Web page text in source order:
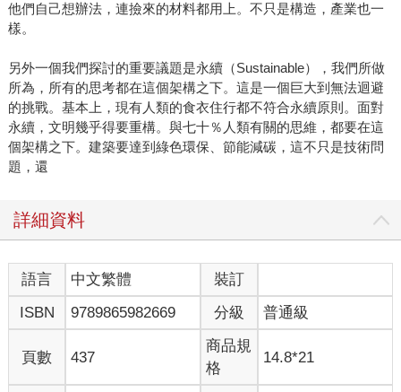
他們自己想辦法，連撿來的材料都用上。不只是構造，產業也一
樣。
另外一個我們探討的重要議題是永續（Sustainable），我們所做
所為，所有的思考都在這個架構之下。這是一個巨大到無法迴避
的挑戰。基本上，現有人類的食衣住行都不符合永續原則。面對
永續，文明幾乎得要重構。與七十％人類有關的思維，都要在這
個架構之下。建築要達到綠色環保、節能減碳，這不只是技術問
題，還
詳細資料
語言 中文繁體
裝訂
ISBN
9789865982669 分級 普通級
頁數 437
商品規
格
14.8*21